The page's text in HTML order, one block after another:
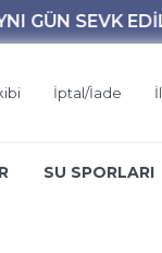
İptal/İade
SU SPORLARI